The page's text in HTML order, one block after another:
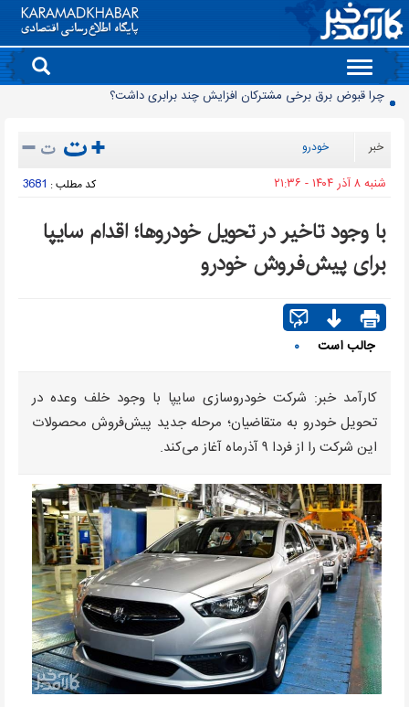
Toggle
navigation
چرا قبوض برق برخی مشترکان افزایش چند برابری داشت؟
گروه کالاهایی که مشمول واردات با ارز اشخاص شدند
چگونه به «کیف پول ایران» وصل شویم؟
برنج چند؟
انتقال تورم خودرو به بازار خدمات
90 میلیون کیف پول برای ایرانی ها ساخته شد
روز سبز بورس
معمای قیمت سکه امامی و بهار آزادی در دادگاه خانواده
خبر خودرو
شنبه ۸ آذر ۱۴۰۴ - ۲۱:۳۶ کد مطلب : 3681
با وجود تاخیر در تحویل خودروها؛ اقدام سایپا
برای پیش‌فروش خودرو
جالب است ۰
کارآمد خبر: شرکت خودروسازی سایپا با وجود خلف وعده در
تحویل خودرو به متقاضیان؛ مرحله جدید پیش‌فروش محصولات
این شرکت را از فردا ۹ آذر‌ماه آغاز می‌کند.